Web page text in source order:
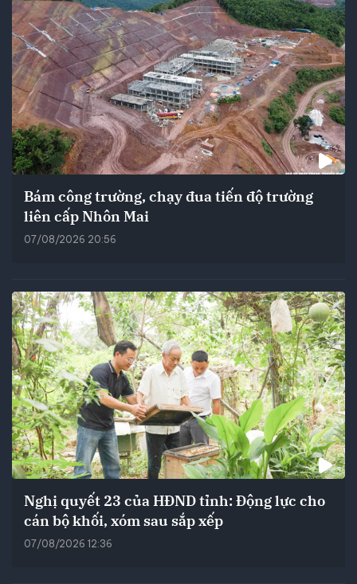
Bám công trường, chạy đua tiến độ trường
liên cấp Nhôn Mai
07/08/2026 20:56
Nghị quyết 23 của HĐND tỉnh: Động lực cho
cán bộ khối, xóm sau sắp xếp
07/08/2026 12:36